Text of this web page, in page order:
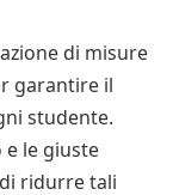
di misure
garantire il
studente.
le giuste
ridurre tali